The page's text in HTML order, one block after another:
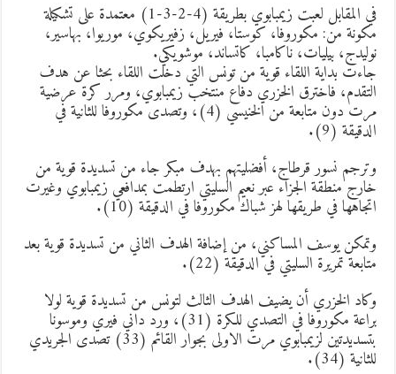
في المقابل لعبت زيمبابوي بطريقة (4-2-3-1) معتمدة على تشكيلة
من: مكوروفا، كوستا، فيريل، زفيريكوي، موريوا، بهاسير،
بيليات، ناكامبا، كاتساند، موشويكي.
بداية اللقاء قوية من تونس التي دخلت اللقاء بحثا عن هدف
فاخترق الخزري دفاع منتخب زيمبابوي، ومرر كرة عرضية
مرت دون متابعة من الخنيسي (4)، وتصدى مكوروفا للثانية في
(9).
نسور قرطاج، أفضليتهم بهدف مبكر جاء من تسديدة قوية من
منطقة الجزاء عبر نعيم السليتي ارتطمت بمدافعي زيمبابوي وغيرت
في طريقها لهز شباك مكوروفا في الدقيقة (10).
يوسف المساكني، من إضافة الهدف الثاني من تسديدة قوية بعد
تمريرة السليتي في الدقيقة (22).
الخزري أن يضيف الهدف الثالث لتونس من تسديدة قوية لولا
براعة مكوروفا في التصدي للكرة (31)، ورد داني فيري وموسونا
بتسديدتين لزيمبابوي مرت الاولى بجوار القائم (33) تصدى الجريدي
(34).